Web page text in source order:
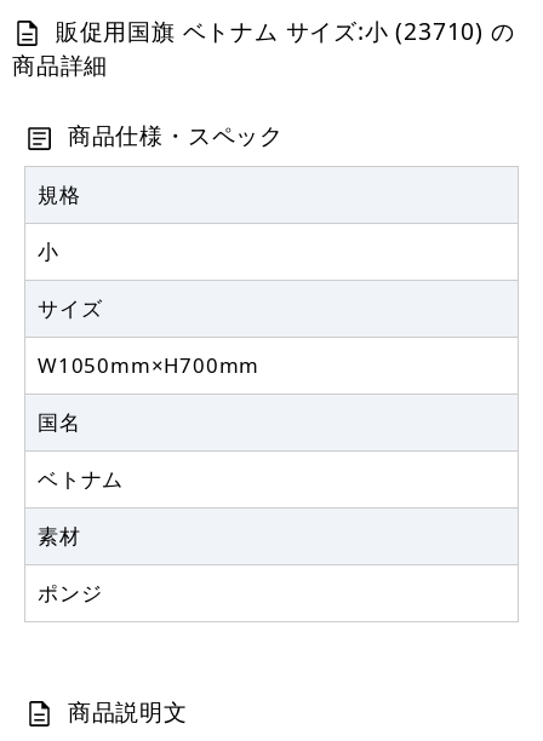
販促用国旗 ベトナム サイズ:小 (23710) の
商品詳細
商品仕様・スペック
規格
小
サイズ
W1050mm×H700mm
国名
ベトナム
素材
ポンジ
商品説明文